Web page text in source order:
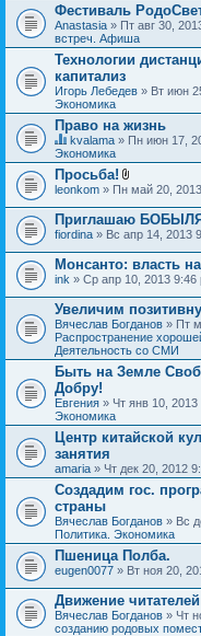
Фестиваль
Anastasia » Пт авг 30,
встреч. Афиша
Технологии
капитализ
Игорь Лебедев » Вт июн
Экономика
Право на жизнь
Д
а
н
н
я
т
е
м
а
с
о
д
е
р
ж
и
т
о
п
р
о
с
.
kvalama » Пн июн 17,
Экономика
Просьба!
В
о
ж
е
н
и
я
leonkom » Пн май 20,
Приглашаю
fiordina » Вс апр 14, 2013
Монсанто: власть
ink » Ср апр 10, 2013
Увеличим
Вячеслав Богданов » Пт
Распространение
Деятельность со СМИ
Быть на Земле
Добру!
Евгения » Чт янв 10,
Экономика
Центр китайской
занятия
amaria » Чт дек 20, 2012
Создадим гос.
страны
Вячеслав Богданов » Вс
Политика. Экономика
Пшеница Полба.
eugen0077 » Вт ноя 20,
Движение
Вячеслав Богданов » Чт
созданию родовых